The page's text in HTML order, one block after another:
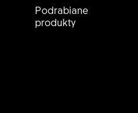
Podrabiane
produkty